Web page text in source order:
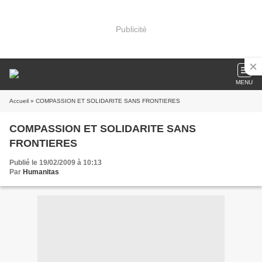
Publicité
MENU
Accueil » COMPASSION ET SOLIDARITE SANS FRONTIERES
COMPASSION ET SOLIDARITE SANS
FRONTIERES
Publié le 19/02/2009 à 10:13
Par Humanitas